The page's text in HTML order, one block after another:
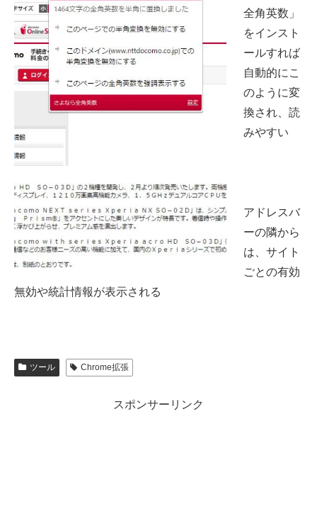
全角英数」
をインスト
ールすれば
自動的にこ
のように変
換され、読
みやすい
アドレスバ
ーの隣から
は、サイト
ごとの有効
無効や統計情報が表示される
ツール Chrome拡張
スポンサーリンク